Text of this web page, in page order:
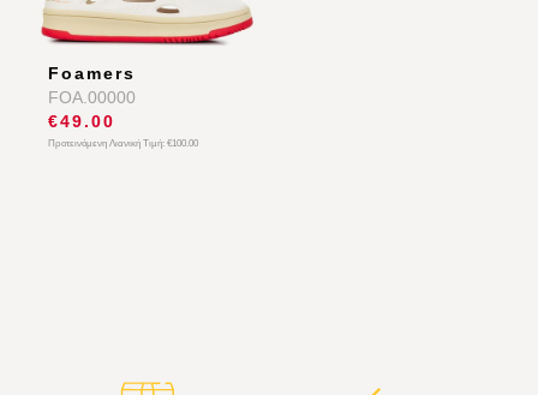
Foamers
FOA.00000
€49.00
Προτεινόμενη Λιανική Τιμή:€100.00